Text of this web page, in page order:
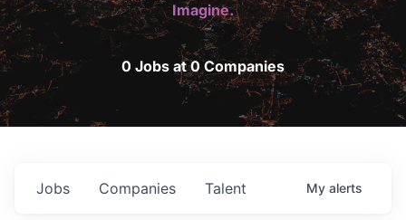
Imagine.
0 Jobs at 0 Companies
Jobs Companies Talent My alerts